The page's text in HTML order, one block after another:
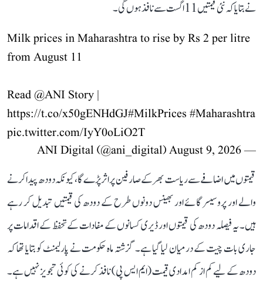
نے بتایا کہ نئی قیمتیں 11 اگست سے نافذ ہوں گی۔
Milk prices in Maharashtra to rise by Rs 2 per litre
from August 11
Read @ANI Story |
https://t.co/x50gENHdGJ#MilkPrices #Maharashtra
pic.twitter.com/IyY0oLiO2T
— ANI Digital (@ani_digital)
August 9, 2026
قیمتوں میں اضافے سے ریاست بھر کے صارفین پر اثر پڑے گا، کیونکہ دودھ پیدا کرنے
والے اور پروسیسر گائے اور بھینس دونوں طرح کے دودھ کی قیمتیں تبدیل کر رہے
ہیں۔ یہ فیصلہ دودھ کی قیمتوں اور ڈیری کسانوں کے مفادات کے تحفظ کے اقدامات پر
جاری بات چیت کے درمیان لیا گیا ہے۔ گزشتہ ماہ حکومت نے پارلیمنٹ کو بتایا تھا کہ
دودھ کے لیے کم از کم امدادی قیمت (ایم ایس پی) نافذ کرنے کی کوئی تجویز نہیں ہے۔